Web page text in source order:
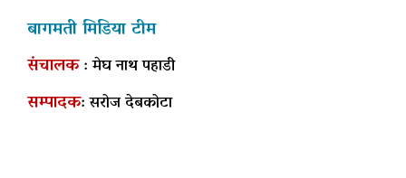
बागमती मिडिया टीम
संचालक: मेघ नाथ पहाडी
सम्पादक: सरोज देबकोटा